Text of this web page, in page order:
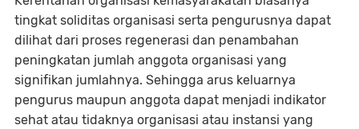
tingkat soliditas organisasi serta pengurusnya dapat
dilihat dari proses regenerasi dan penambahan
peningkatan jumlah anggota organisasi yang
signifikan jumlahnya. Sehingga arus keluarnya
pengurus maupun anggota dapat menjadi indikator
sehat atau tidaknya organisasi atau instansi yang